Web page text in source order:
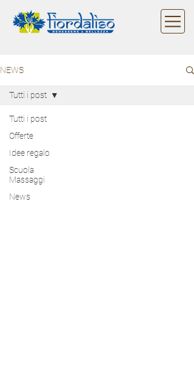
NEWS
Tutti i post
Offerte
Idee regalo
Scuola
Massaggi
News
Tutti i post